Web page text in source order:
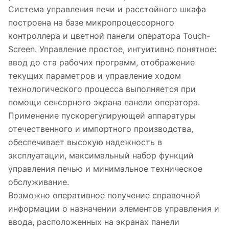
Система управления печи и расстойного шкафа
построена на базе микропроцессорного
контроллера и цветной панели оператора Touch-
Screen. Управление простое, интуитивно понятное:
ввод до ста рабочих программ, отображение
текущих параметров и управление ходом
технологического процесса выполняется при
помощи сенсорного экрана панели оператора.
Применение пускорегулирующей аппаратуры
отечественного и импортного производства,
обеспечивает высокую надежность в
эксплуатации, максимальный набор функций
управления печью и минимальное техническое
обслуживание.
Возможно оперативное получение справочной
информации о назначении элементов управления и
ввода, расположенных на экранах панели